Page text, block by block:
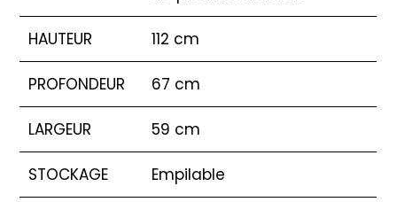
HAUTEUR 112 cm
PROFONDEUR 67 cm
LARGEUR 59 cm
STOCKAGE Empilable